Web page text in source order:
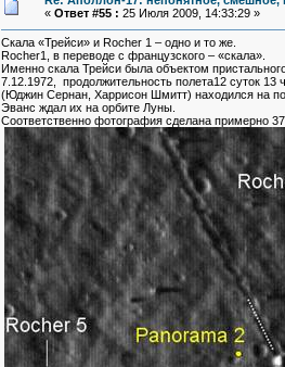
« Ответ #55 : 25 Июля 2009, 14:33:29 »
Скала «Трейси» и Rocher 1 – одно и то же.
Rocher1, в переводе с французского – «скала».
Именно скала Трейси была объектом
7.12.1972, продолжительность полета12 суток 13
(Юджин Сернан, Харрисон Шмитт) находился на
Эванс ждал их на орбите Луны.
Соответственно фотография сделана примерно